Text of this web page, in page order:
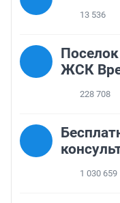
13 536
ЖСК
228 708
1 030 659